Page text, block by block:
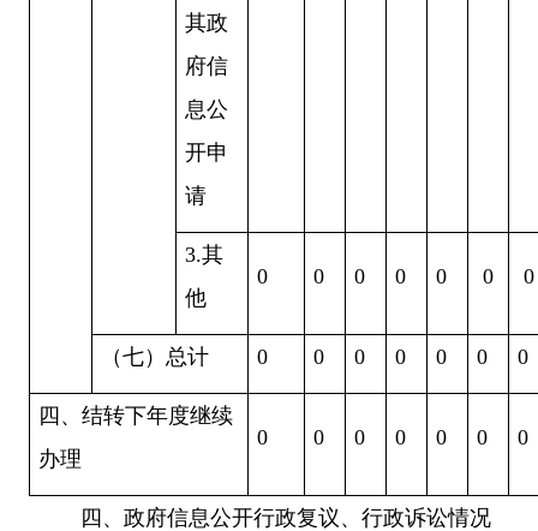
其政
府信
息公
开申
请
3.其
他
0 0 0 0 0 0 0
（七）总计 0 0 0 0 0 0 0
四、结转下年度继续
办理
0 0 0 0 0 0 0
四、政府信息公开行政复议、行政诉讼情况